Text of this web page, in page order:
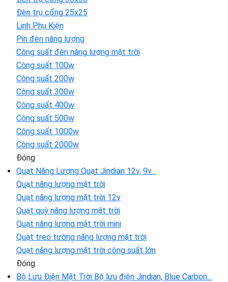
Đèn trụ cổng 25x25
Linh Phụ Kiện
Pin đèn năng lượng
Công suất đèn năng lượng mặt trời
Công suất 100w
Công suất 200w
Công suất 300w
Công suất 400w
Công suất 500w
Công suất 1000w
Công suất 2000w
Đóng
Quạt Năng Lượng Quạt Jindian 12v, 9v...
Quạt năng lượng mặt trời
Quạt năng lượng mặt trời 12v
Quạt quỳ năng lượng mặt trời
Quạt năng lượng mặt trời mini
Quạt treo tường năng lượng mặt trời
Quạt năng lượng mặt trời công suất lớn
Đóng
Bộ Lưu Điện Mặt Trời Bộ lưu điện Jindian, Blue Carbon...